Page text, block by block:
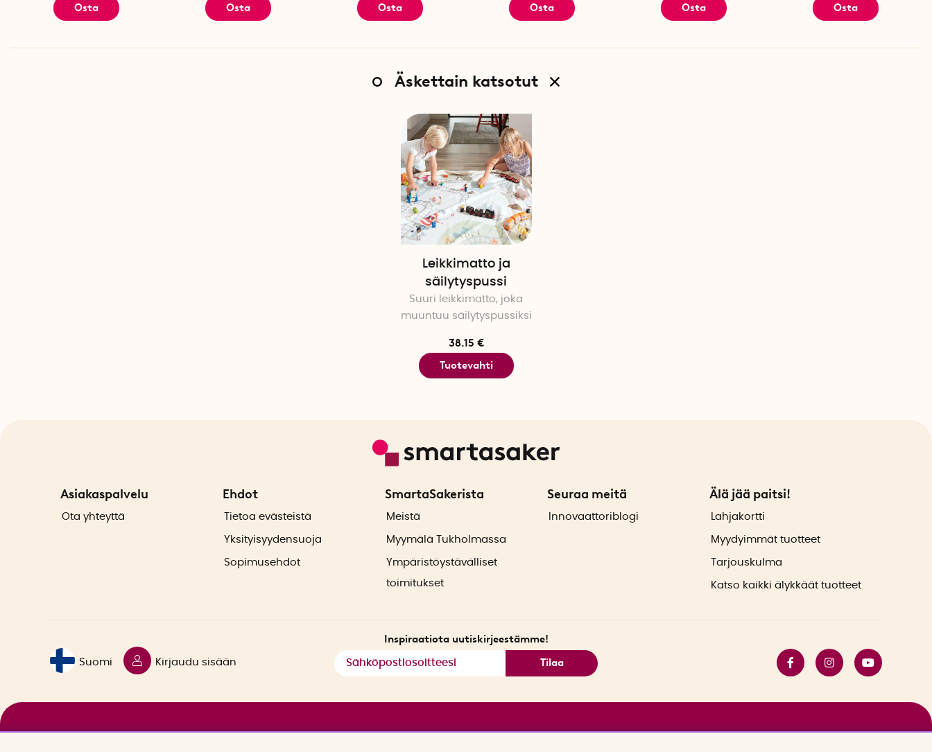
Osta
Osta
Osta
Osta
Osta
Osta
Äskettain katsotut
Leikkimatto ja
säilytyspussi
Suuri leikkimatto, joka
muuntuu säilytyspussiksi
38.15 €
Tuotevahti
Asiakaspalvelu
Ota yhteyttä
Ehdot
Tietoa evästeistä
Yksityisyydensuoja
Sopimusehdot
SmartaSakerista
Meistä
Myymälä Tukholmassa
Ympäristöystävälliset
toimitukset
Seuraa meitä
Innovaattoriblogi
Älä jää paitsi!
Lahjakortti
Myydyimmät tuotteet
Tarjouskulma
Katso kaikki älykkäät tuotteet
Suomi Kirjaudu sisään
Inspiraatiota uutiskirjeestämme!
Tilaa